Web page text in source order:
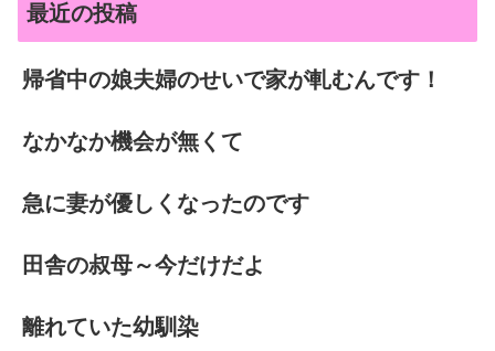
最近の投稿
帰省中の娘夫婦のせいで家が軋むんです！
なかなか機会が無くて
急に妻が優しくなったのです
田舎の叔母～今だけだよ
離れていた幼馴染